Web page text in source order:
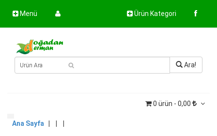
Menü Ürün Kategori
Ara!
0 ürün - 0,00
Ana Sayfa